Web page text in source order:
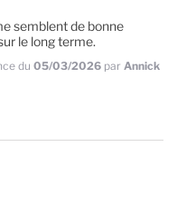
semblent de bonne
le long terme.
du 05/03/2026 par Annick